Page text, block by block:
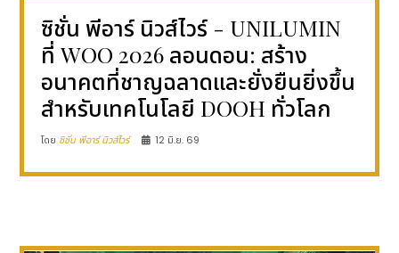
ซิชั่น พีอาร์ นิวส์ไวร์ - UNILUMIN
ที่ WOO 2026 ลอนดอน: สร้าง
อนาคตที่ชาญฉลาดและยั่งยืนยิ่งขึ้น
สำหรับเทคโนโลยี DOOH ทั่วโลก
โดย ซิชั่น พีอาร์ นิวส์ไวร์ 12 มิ.ย. 69